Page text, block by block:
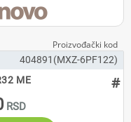
404891(MXZ-6PF122)
ME
#